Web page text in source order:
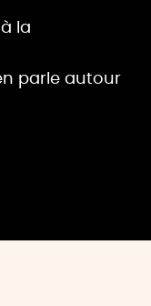
la
parle autour